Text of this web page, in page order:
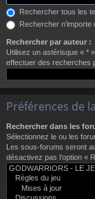
Rechercher tous les
Rechercher
Rechercher par auteur :
Utilisez un astérisque « *
effectuer des recherches
Préférences de
Rechercher dans les
Sélectionnez le ou les
Les sous-forums seront
désactivez pas l’option «